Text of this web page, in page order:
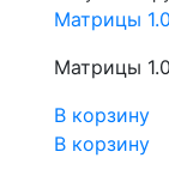
Матрицы
Матрицы
В корзину
В корзину